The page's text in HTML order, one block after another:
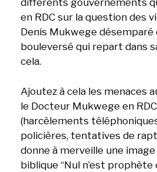
différents gouvernements
en RDC sur la question des
Denis Mukwege
bouleversé qui repart dans
cela.
Ajoutez à cela les menaces
le Docteur Mukwege en
(harcèlements
policières, tentatives de
donne à merveille une image
biblique “Nul n’est prophète